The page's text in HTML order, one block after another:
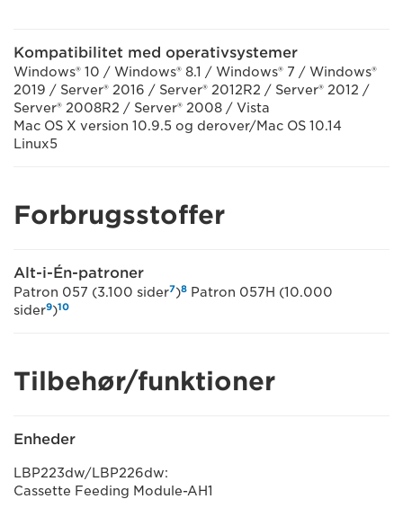
Kompatibilitet med operativsystemer
Windows® 10 / Windows® 8.1 / Windows® 7 / Windows®
2019 / Server® 2016 / Server® 2012R2 / Server® 2012 /
Server® 2008R2 / Server® 2008 / Vista
Mac OS X version 10.9.5 og derover/Mac OS 10.14
Linux5
Forbrugsstoffer
Alt-i-Én-patroner
Patron 057 (3.100 sider7)8 Patron 057H (10.000
sider9)10
Tilbehør/funktioner
Enheder
LBP223dw/LBP226dw:
Cassette Feeding Module-AH1